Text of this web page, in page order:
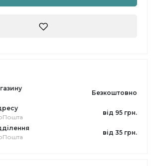
Безкоштовно
від 95 грн.
від 35 грн.